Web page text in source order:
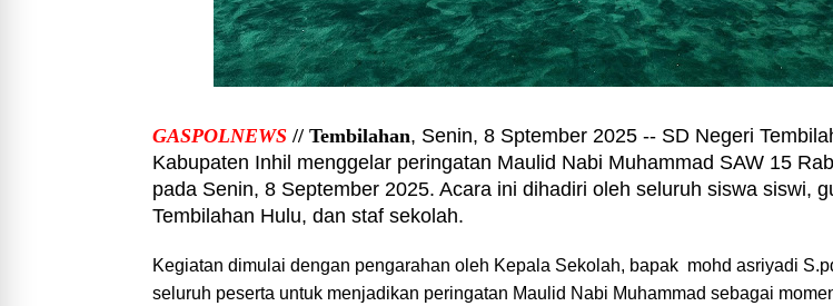
GASPOLNEWS // Tembilahan, Senin, 8 Sptember 2025 -- SD Negeri
Kabupaten Inhil menggelar peringatan Maulid Nabi Muhammad SAW 15
pada Senin, 8 September 2025. Acara ini dihadiri oleh seluruh siswa siswi,
Tembilahan Hulu, dan staf sekolah.
Kegiatan dimulai dengan pengarahan oleh Kepala Sekolah, bapak mohd asriyadi
seluruh peserta untuk menjadikan peringatan Maulid Nabi Muhammad sebagai